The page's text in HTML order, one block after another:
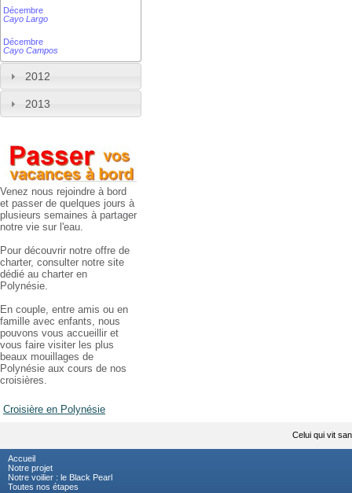
Décembre
Cayo Largo
Décembre
Cayo Campos
2012
2013
Venez nous rejoindre à bord
et passer de quelques jours à
plusieurs semaines à partager
notre vie sur l'eau.
Pour découvrir notre offre de
charter, consulter notre site
dédié au charter en
Polynésie.
En couple, entre amis ou en
famille avec enfants, nous
pouvons vous accueillir et
vous faire visiter les plus
beaux mouillages de
Polynésie aux cours de nos
croisières.
Croisière en Polynésie
Celui qui vit
Accueil
Notre projet
Notre voilier : le Black Pearl
Toutes nos étapes